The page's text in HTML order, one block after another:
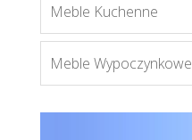
Meble Kuchenne
Meble Wypoczynkowe